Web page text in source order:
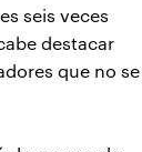
seis veces
destacar
que no se